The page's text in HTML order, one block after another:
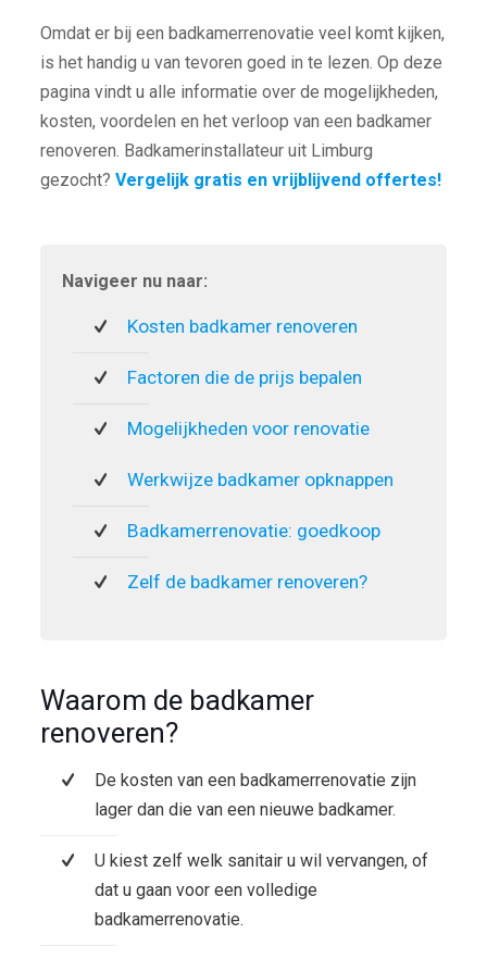
Omdat er bij een badkamerrenovatie veel komt kijken,
is het handig u van tevoren goed in te lezen. Op deze
pagina vindt u alle informatie over de mogelijkheden,
kosten, voordelen en het verloop van een badkamer
renoveren. Badkamerinstallateur uit Limburg
gezocht? Vergelijk gratis en vrijblijvend offertes!
Navigeer nu naar:
Kosten badkamer renoveren
Factoren die de prijs bepalen
Mogelijkheden voor renovatie
Werkwijze badkamer opknappen
Badkamerrenovatie: goedkoop
Zelf de badkamer renoveren?
Waarom de badkamer
renoveren?
De kosten van een badkamerrenovatie zijn
lager dan die van een nieuwe badkamer.
U kiest zelf welk sanitair u wil vervangen, of
dat u gaan voor een volledige
badkamerrenovatie.